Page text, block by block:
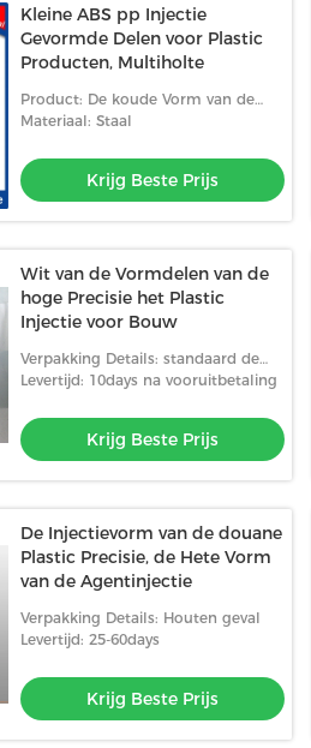
Kleine ABS pp Injectie
Gevormde Delen voor Plastic
Producten, Multiholte
Product: De koude Vorm van de
Agent Plastic Injectie
Materiaal: Staal
Krijg Beste Prijs
Wit van de Vormdelen van de
hoge Precisie het Plastic
Injectie voor Bouw
Verpakking Details: standaard de
uitvoerverpakking of volgens
Levertijd: 10days na vooruitbetaling
Krijg Beste Prijs
De Injectievorm van de douane
Plastic Precisie, de Hete Vorm
van de Agentinjectie
Verpakking Details: Houten geval
Levertijd: 25-60days
Krijg Beste Prijs